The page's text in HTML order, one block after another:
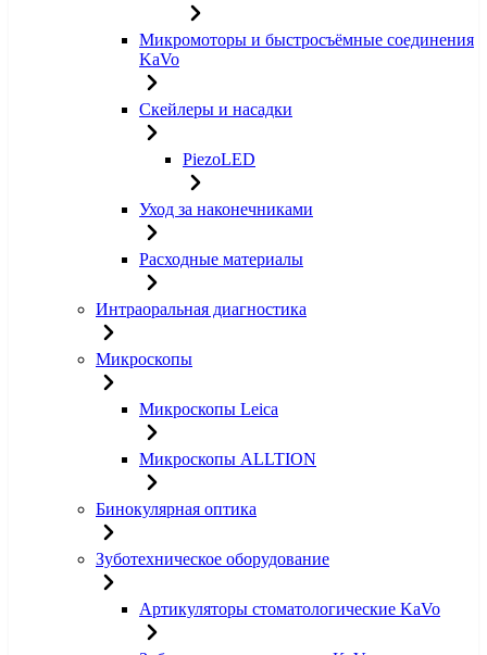
Микромоторы и быстросъёмные соединения
KaVo
Скейлеры и насадки
PiezoLED
Уход за наконечниками
Расходные материалы
Интраоральная диагностика
Микроскопы
Микроскопы Leica
Микроскопы ALLTION
Бинокулярная оптика
Зуботехническое оборудование
Артикуляторы стоматологические KaVo